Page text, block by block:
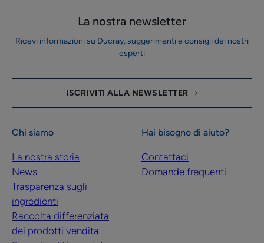
La nostra newsletter
Ricevi informazioni su Ducray, suggerimenti e consigli dei nostri
esperti
ISCRIVITI ALLA NEWSLETTER
Chi siamo
La nostra storia
News
Trasparenza sugli
ingredienti
Raccolta differenziata
dei prodotti vendita
Hai bisogno di aiuto?
Contattaci
Domande frequenti